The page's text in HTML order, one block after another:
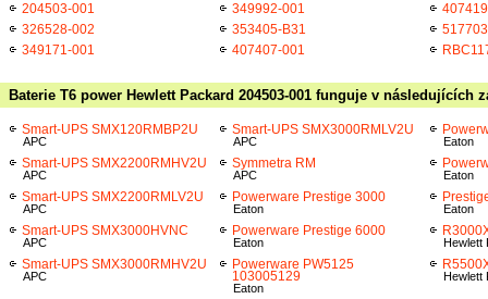
204503-001
326528-002
349171-001
349992-001
353405-B31
407407-001
Baterie T6 power Hewlett Packard 204503-001 funguje v následujících
Smart-UPS SMX120RMBP2U
APC
Smart-UPS SMX2200RMHV2U
APC
Smart-UPS SMX2200RMLV2U
APC
Smart-UPS SMX3000HVNC
APC
Smart-UPS SMX3000RMHV2U
APC
Smart-UPS SMX3000RMLV2U
APC
Symmetra RM
APC
Powerware Prestige 3000
Eaton
Powerware Prestige 6000
Eaton
Powerware PW5125
103005129
Eaton
Eaton
Eaton
Eaton
Hewlett
Hewlett